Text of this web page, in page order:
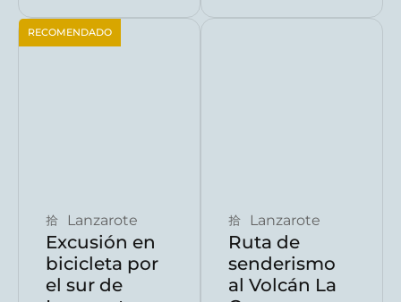
RECOMENDADO
Lanzarote
Excusión en
bicicleta por
el sur de
Lanzarote
Ruta de
senderismo
al Volcán La